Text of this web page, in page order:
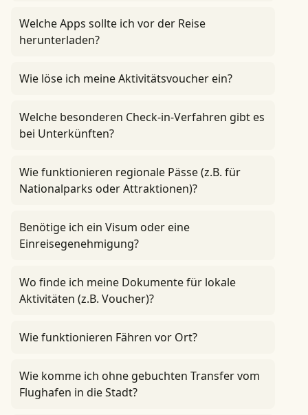
Welche Apps sollte ich vor der Reise
herunterladen?
Wie löse ich meine Aktivitätsvoucher ein?
Welche besonderen Check-in-Verfahren gibt es
bei Unterkünften?
Wie funktionieren regionale Pässe (z.B. für
Nationalparks oder Attraktionen)?
Benötige ich ein Visum oder eine
Einreisegenehmigung?
Wo finde ich meine Dokumente für lokale
Aktivitäten (z.B. Voucher)?
Wie funktionieren Fähren vor Ort?
Wie komme ich ohne gebuchten Transfer vom
Flughafen in die Stadt?